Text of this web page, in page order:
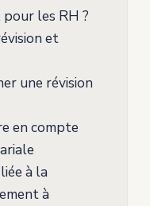
les RH ?
et
une révision
en compte
à la
à